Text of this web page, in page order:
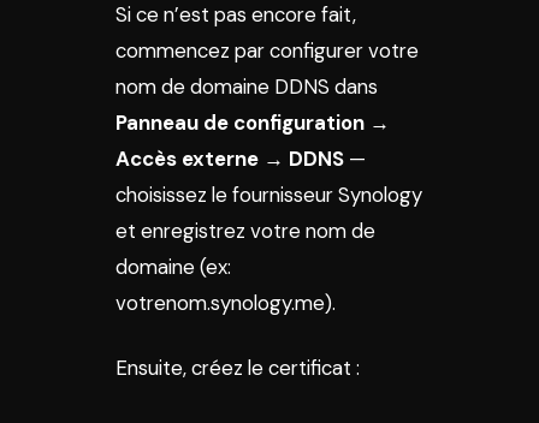
Si ce n’est pas encore fait,
commencez par configurer votre
nom de domaine DDNS dans
Panneau de configuration →
Accès externe → DDNS —
choisissez le fournisseur Synology
et enregistrez votre nom de
domaine (ex:
votrenom.synology.me).
Ensuite, créez le certificat :